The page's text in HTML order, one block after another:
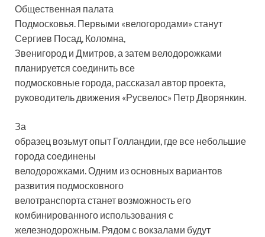
Общественная палата
Подмосковья. Первыми «велогородами» станут
Сергиев Посад, Коломна,
Звенигород и Дмитров, а затем велодорожками
планируется соединить все
подмосковные города, рассказал автор проекта,
руководитель движения «Русвелос» Петр Дворянкин.
За
образец возьмут опыт Голландии, где все небольшие
города соединены
велодорожками. Одним из основных вариантов
развития подмосковного
велотранспорта станет возможность его
комбинированного использования с
железнодорожным. Рядом с вокзалами будут